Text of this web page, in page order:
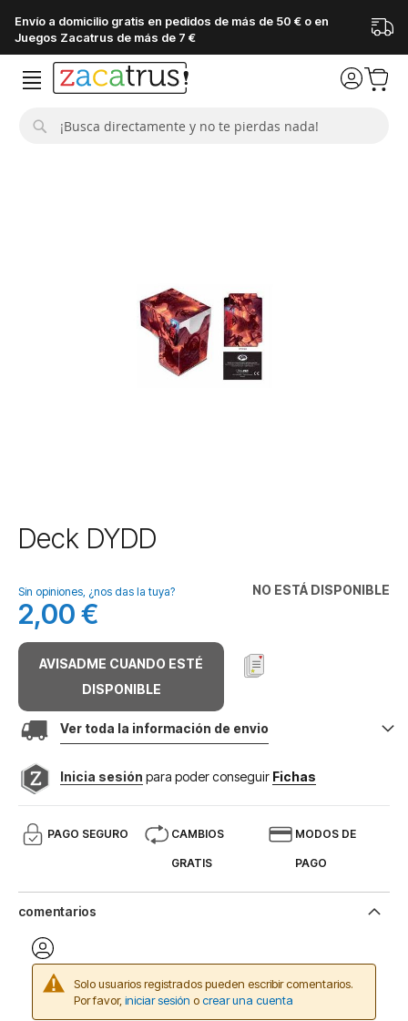
Envío a domicilio gratis en pedidos de más de 50 € o en
Juegos Zacatrus de más de 7 €
Saltar
al
de
la
galería
de
imágenes
Deck DYDD
NO ESTÁ DISPONIBLE
Sin opiniones, ¿nos das la tuya?
2,00 €
AVISADME CUANDO ESTÉ
DISPONIBLE
Ver toda la información de envio
Inicia sesión para poder conseguir Fichas
PAGO SEGURO CAMBIOS
GRATIS
MODOS DE
PAGO
comentarios
Solo usuarios registrados pueden escribir comentarios.
Por favor, iniciar sesión ocrear una cuenta